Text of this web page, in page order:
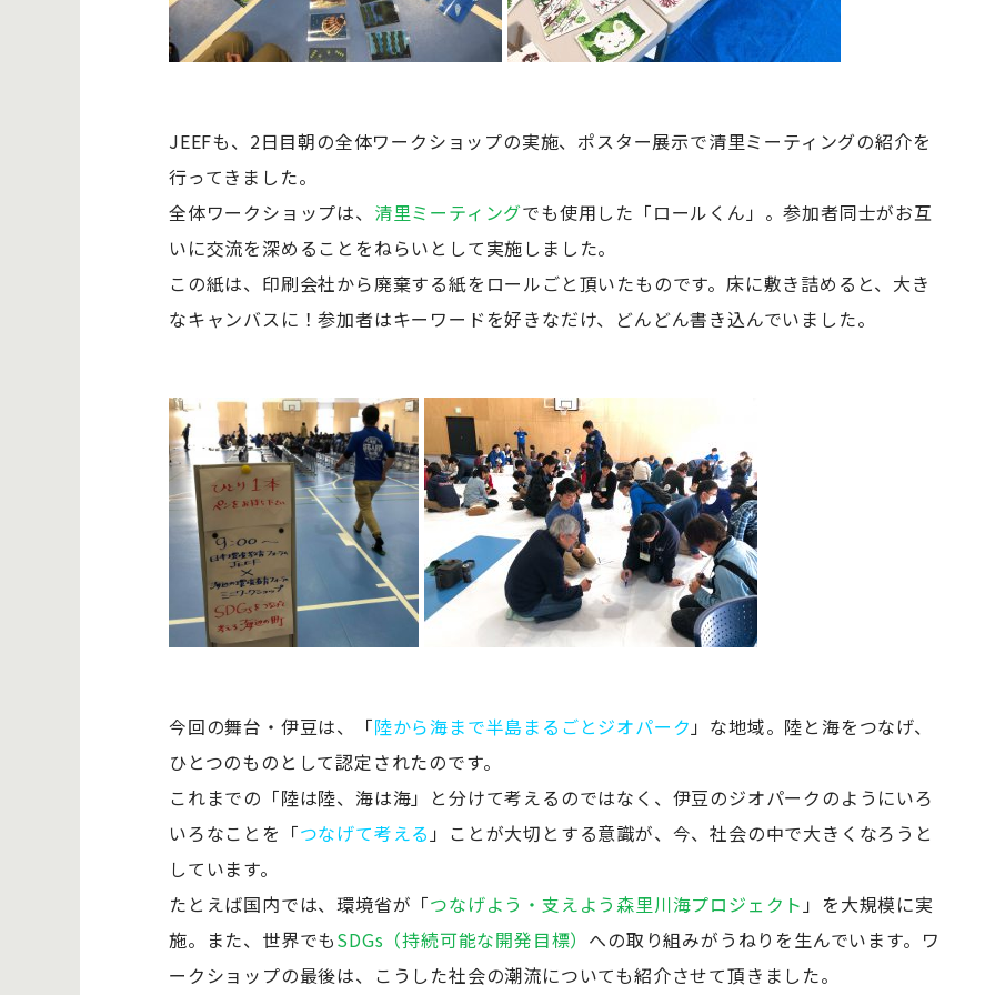
JEEFも、2日目朝の全体ワークショップの実施、ポスター展示で清里ミーティングの紹介を
行ってきました。
全体ワークショップは、 清里ミーティングでも使用した「ロールくん」。参加者同士がお互
いに交流を深めることをねらいとして実施しました。
この紙は、印刷会社から廃棄する紙をロールごと頂いたものです。床に敷き詰めると、大き
なキャンバスに！参加者はキーワードを好きなだけ、どんどん書き込んでいました。
今回の舞台・伊豆は、「陸から海まで半島まるごとジオパーク」な地域。陸と海をつなげ、
ひとつのものとして認定されたのです。
これまでの「陸は陸、海は海」と分けて考えるのではなく、伊豆のジオパークのようにいろ
いろなことを「つなげて考える」ことが大切とする意識が、今、社会の中で大きくなろうと
しています。
たとえば国内では、環境省が「つなげよう・支えよう森里川海プロジェクト」を大規模に実
施。また、世界でもSDGs（持続可能な開発目標） への取り組みがうねりを生んでいます。ワ
ークショップの最後は、こうした社会の潮流についても紹介させて頂きました。